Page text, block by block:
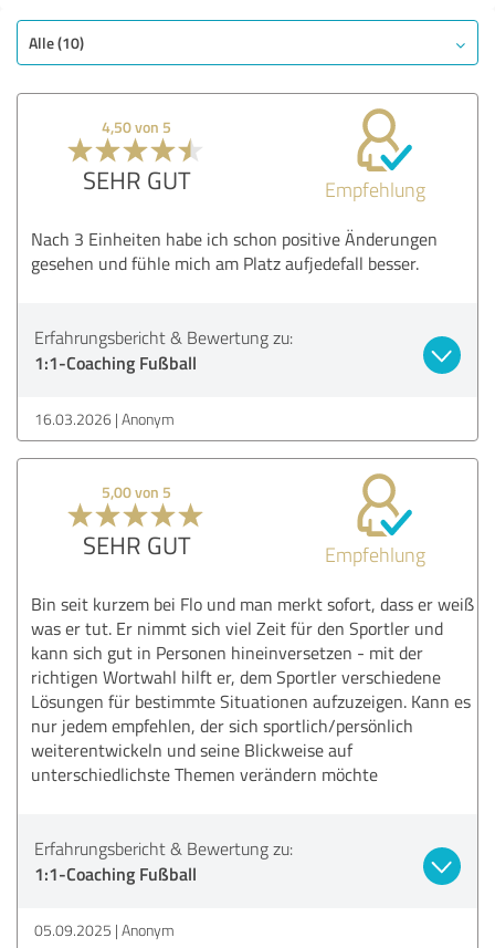
Nutzen
Leistungen
Beratung
Bewertung anzeigen
Alle (10)
4,50 von 5
SEHR GUT Empfehlung
Nach 3 Einheiten habe ich schon positive Änderungen
gesehen und fühle mich am Platz aufjedefall besser.
Erfahrungsbericht & Bewertung zu:
1:1-Coaching Fußball
16.03.2026 Anonym
5,00 von 5
SEHR GUT Empfehlung
Bin seit kurzem bei Flo und man merkt sofort, dass er weiß
was er tut. Er nimmt sich viel Zeit für den Sportler und
kann sich gut in Personen hineinversetzen - mit der
richtigen Wortwahl hilft er, dem Sportler verschiedene
Lösungen für bestimmte Situationen aufzuzeigen. Kann es
nur jedem empfehlen, der sich sportlich/persönlich
weiterentwickeln und seine Blickweise auf
unterschiedlichste Themen verändern möchte
Erfahrungsbericht & Bewertung zu:
1:1-Coaching Fußball
05.09.2025 Anonym